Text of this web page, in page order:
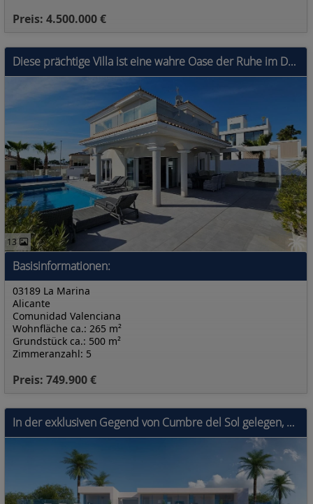
Preis: 4.500.000 €
Diese prächtige Villa ist eine wahre Oase der Ruhe im Dorf La Marina an der sonnigen Costa Blanca. Auf drei Ebenen bietet dieses Anwesen die perfekte
13
Basisinformationen:
03189 La Marina
Alicante
Comunidad Valenciana
Preis: 749.900 €
Wohnfläche ca.: 265 m²
Grundstück ca.: 500 m²
Zimmeranzahl: 5
In der exklusiven Gegend von Cumbre del Sol gelegen, bietet diese Villa ein unvergleichliches Wohnerlebnis. Mit Meerblick befindet sich die Immobilie